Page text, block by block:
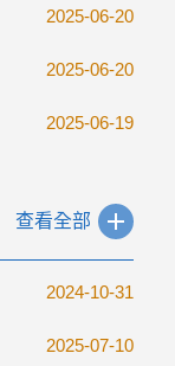
2025-06-20
2025-06-20
2025-06-19
查看全部
2024-10-31
2025-07-10